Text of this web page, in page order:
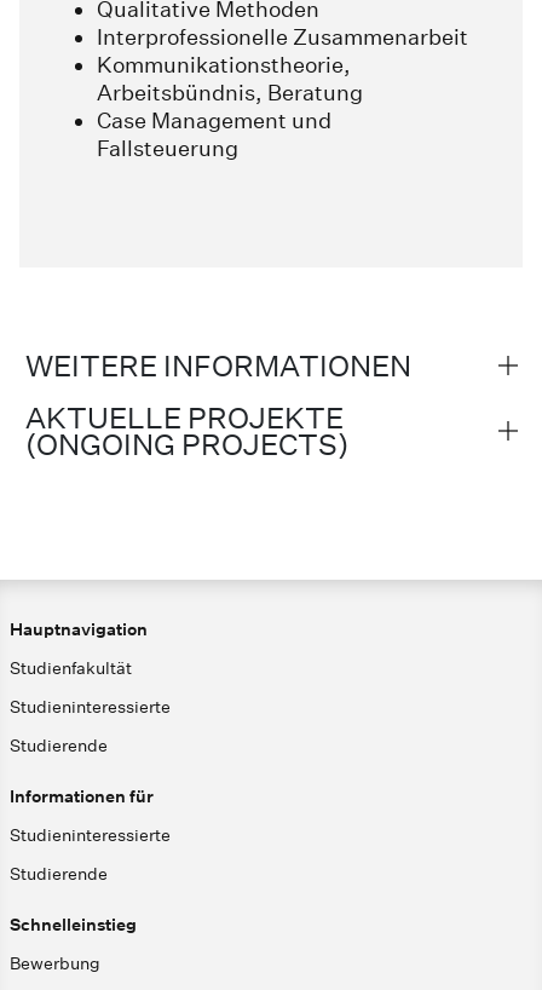
Qualitative Methoden
Interprofessionelle Zusammenarbeit
Kommunikationstheorie,
Arbeitsbündnis, Beratung
Case Management und
Fallsteuerung
WEITERE INFORMATIONEN
AKTUELLE PROJEKTE
(ONGOING PROJECTS)
Hauptnavigation
Studienfakultät
Studieninteressierte
Studierende
Informationen für
Studieninteressierte
Studierende
Schnelleinstieg
Bewerbung